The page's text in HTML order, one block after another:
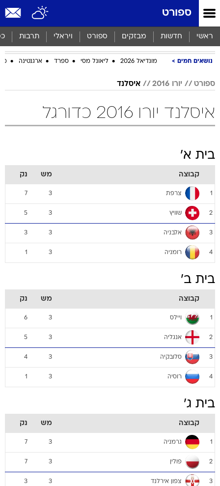
ספורט
ראשי חדשות מבזקים ספורט ויראלי תרבות
נושאים חמים מונדיאל 2026 ליאונל מסי ספרד ארגנטינה
ספורט יורו 2016 איסלנד
איסלנד יורו 2016 כדורגל
בית א'
קבוצה מש נק
1 צרפת 3
7
2 שוויץ 3
5
3 אלבניה 3
3
4 רומניה 3
1
בית ב'
קבוצה מש נק
1 ויילס 3
6
2 אנגליה 3
5
3 סלובקיה 3
4
4 רוסיה 3
1
בית ג'
קבוצה מש נק
1 גרמניה 3
7
2 פולין 3
7
3 צפון אירלנד 3
3